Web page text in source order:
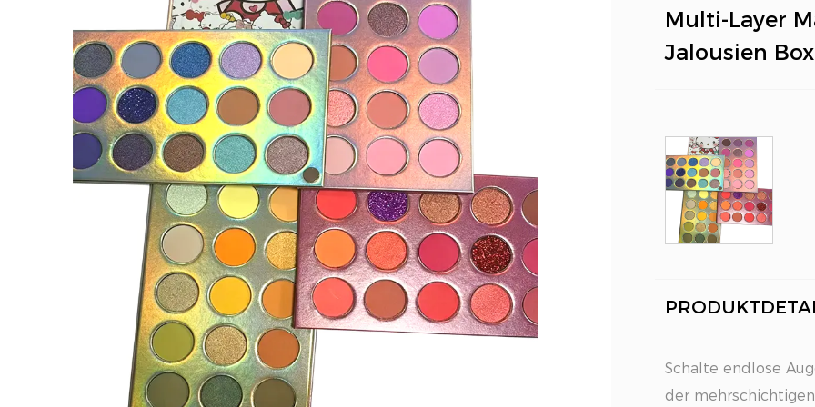
Multi-Layer
Jalousien Box
Schalte endlose
der